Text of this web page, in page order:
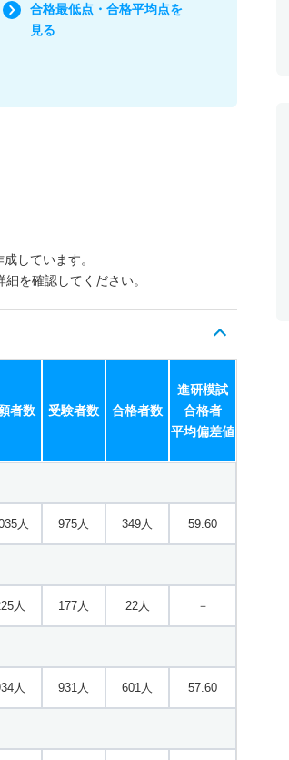
合格最低点・合格平均点を
見る
しています。
を確認してください。
者数 受験者数 合格者数
進研模試
合格者
平均偏差値
人 975人 349人 59.60
人 177人 22人 －
人 931人 601人 57.60